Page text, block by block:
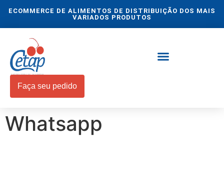
ECOMMERCE DE ALIMENTOS DE DISTRIBUIÇÃO DOS MAIS
VARIADOS PRODUTOS
Faça seu pedido
Whatsapp